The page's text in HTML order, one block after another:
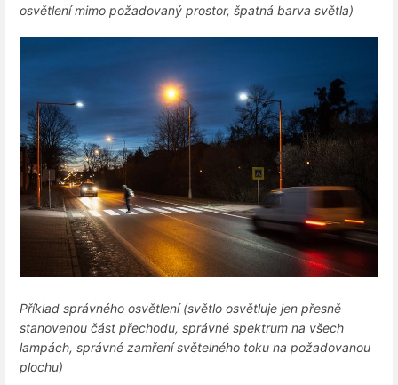
osvětlení mimo požadovaný prostor, špatná barva světla)
Příklad správného osvětlení (světlo osvětluje jen přesně
stanovenou část přechodu, správné spektrum na všech
lampách, správné zamření světelného toku na požadovanou
plochu)